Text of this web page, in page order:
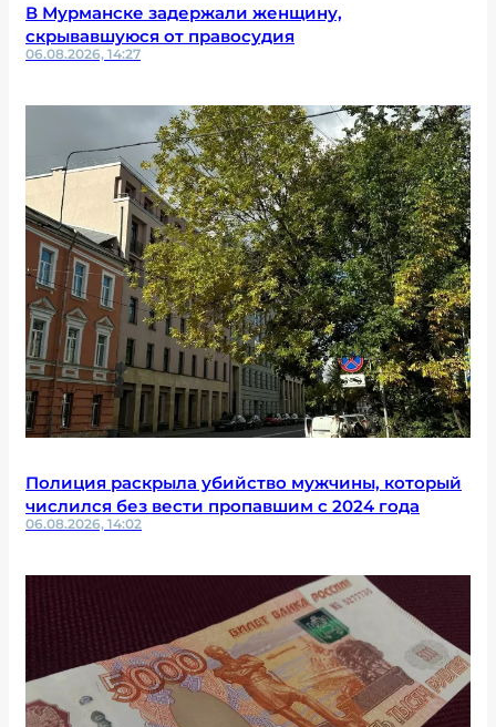
В Мурманске задержали женщину,
скрывавшуюся от правосудия
06.08.2026, 14:27
Полиция раскрыла убийство мужчины, который
числился без вести пропавшим с 2024 года
06.08.2026, 14:02